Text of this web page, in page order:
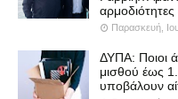
Παρασκευή,
ΔΥΠΑ: Ποιοι
μισθού έως
υποβάλουν